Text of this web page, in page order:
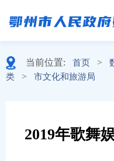
当前位置: 首页 >
类
> 市文化和旅游局
2019年歌舞